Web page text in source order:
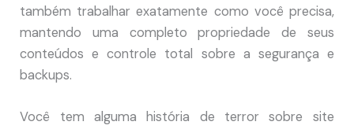
também trabalhar exatamente como você precisa,
mantendo uma completo propriedade de seus
conteúdos e controle total sobre a segurança e
backups.
Você tem alguma história de terror sobre site